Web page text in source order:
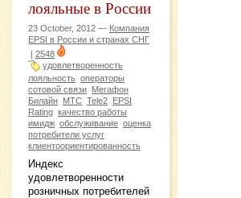
лояльные в России
23 October, 2012 — Компания
EPSI в России и странах СНГ
2548
удовлетворенность
лояльность операторы
сотовой связи Мегафон
Билайн МТС Tele2
EPSI
Rating качество работы
имидж обслуживание оценка
потребители услуг
клиентоориентированность
Индекс
удовлетворенности
розничных потребителей